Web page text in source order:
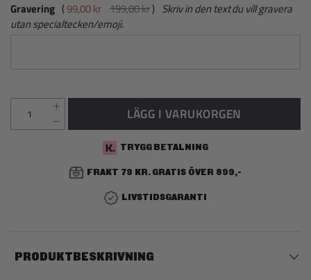
Gravering
99,00 kr 199,00 kr
Skriv in den text du vill gravera
utan specialtecken/emoji.
LÄGG I VARUKORGEN
TRYGG BETALNING
FRAKT 79 KR. GRATIS ÖVER 899,-
LIVSTIDSGARANTI
PRODUKTBESKRIVNING